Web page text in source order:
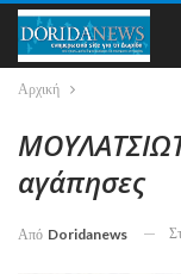
Αρχική
αγάπησες
Από Doridanews